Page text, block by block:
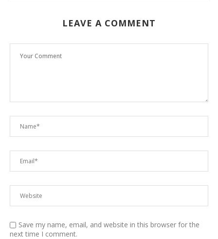
LEAVE A COMMENT
Save my name, email, and website in this browser for the
next time I comment.